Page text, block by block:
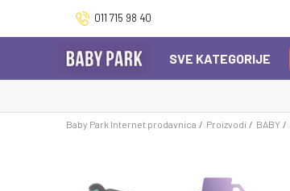
011 715 98 40
SVE KATEGORIJE
Baby Park Internet prodavnica Proizvodi BABY